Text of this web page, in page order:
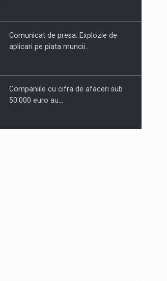
Comunicat de presa: Explozie de
aplicari pe piata muncii…
Companiile cu cifra de afaceri sub
50.000 euro au…